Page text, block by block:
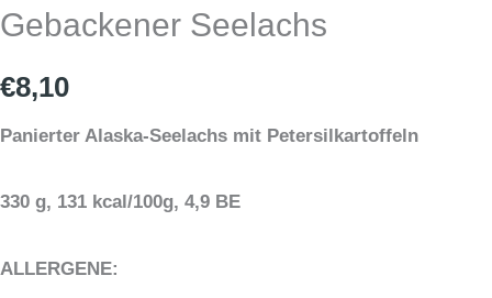
Gebackener Seelachs
€8,10
Panierter Alaska-Seelachs mit Petersilkartoffeln
330 g, 131 kcal/100g, 4,9 BE
ALLERGENE:
Seelachs